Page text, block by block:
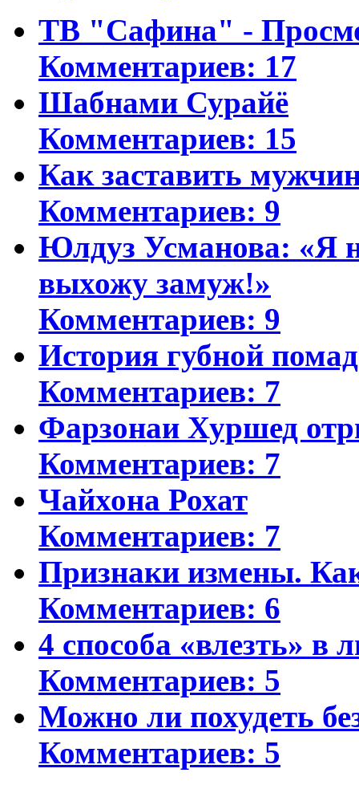
ТВ "Сафина" -
Комментариев: 17
Шабнами Сурайё
Комментариев: 15
Как заставить
Комментариев: 9
Юлдуз Усманова: «Я
выхожу замуж!»
Комментариев: 9
История губной
Комментариев: 7
Фарзонаи Хуршед
Комментариев: 7
Чайхона Рохат
Комментариев: 7
Признаки измены.
Комментариев: 6
4 способа «влезть» в
Комментариев: 5
Можно ли похудеть
Комментариев: 5